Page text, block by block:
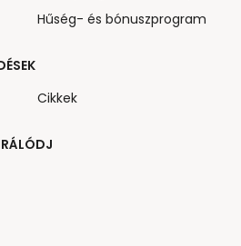
Hűség- és bónuszprogram
Cikkek